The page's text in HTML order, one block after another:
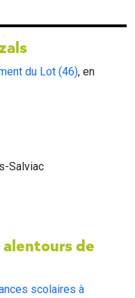
du Lot (46), en
Salviac
alentours de
scolaires à